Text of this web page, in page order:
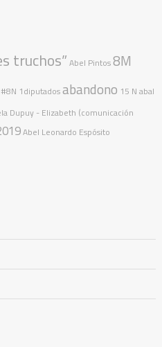
truchos” Abel Pintos8M
#8N 1diputadosabandono 15 N abal
Dupuy - Elizabeth (comunicación
Abel Leonardo Espósito